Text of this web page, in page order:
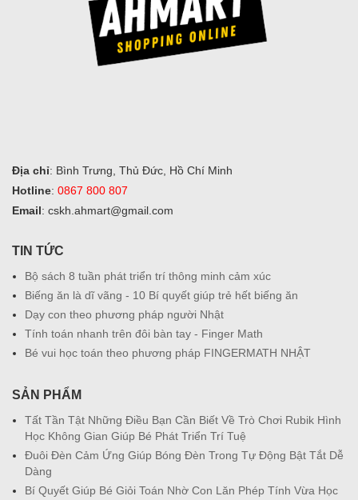
Địa chỉ: Bình Trưng, Thủ Đức, Hồ Chí Minh
Hotline: 0867 800 807
Email: cskh.ahmart@gmail.com
TIN TỨC
Bộ sách 8 tuần phát triển trí thông minh cảm xúc
Biếng ăn là dĩ vãng - 10 Bí quyết giúp trẻ hết biếng ăn
Dạy con theo phương pháp người Nhật
Tính toán nhanh trên đôi bàn tay - Finger Math
Bé vui học toán theo phương pháp FINGERMATH NHẬT
SẢN PHẨM
Tất Tần Tật Những Điều Bạn Cần Biết Về Trò Chơi Rubik Hình
Học Không Gian Giúp Bé Phát Triển Trí Tuệ
Đuôi Đèn Cảm Ứng Giúp Bóng Đèn Trong Tự Động Bật Tắt Dễ
Dàng
Bí Quyết Giúp Bé Giỏi Toán Nhờ Con Lăn Phép Tính Vừa Học